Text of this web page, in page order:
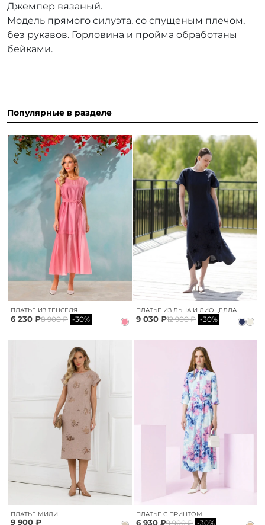
Джемпер вязаный.
Модель прямого силуэта, со спущеным плечом,
без рукавов. Горловина и пройма обработаны
бейками.
Популярные в разделе
ПЛАТЬЕ ИЗ ТЕНСЕЛЯ
6 230 ₽8 900 ₽ -30%
ПЛАТЬЕ ИЗ ЛЬНА И ЛИОЦЕЛЛА
9 030 ₽12 900 ₽ -30%
ПЛАТЬЕ МИДИ
9 900 ₽
ПЛАТЬЕ С ПРИНТОМ
6 930 ₽9 900 ₽ -30%